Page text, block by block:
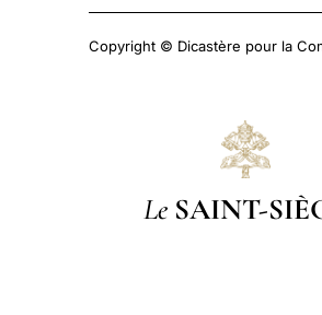
Copyright © Dicastère pour la
Le SAINT-